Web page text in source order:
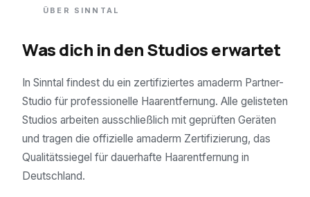
ÜBER SINNTAL
Was dich in den Studios erwartet
In Sinntal findest du ein zertifiziertes amaderm Partner-
Studio für professionelle Haarentfernung. Alle gelisteten
Studios arbeiten ausschließlich mit geprüften Geräten
und tragen die offizielle amaderm Zertifizierung, das
Qualitätssiegel für dauerhafte Haarentfernung in
Deutschland.